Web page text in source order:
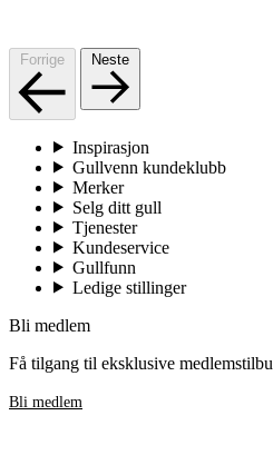
Forrige Neste
Inspirasjon
Gullvenn kundeklubb
Merker
Selg ditt gull
Tjenester
Kundeservice
Gullfunn
Ledige stillinger
Bli medlem
Få tilgang til eksklusive
Bli medlem